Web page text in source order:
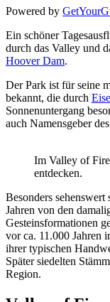
Powered by
Ein schöner
durch das Valley und
Hoover Dam.
Der Park ist für seine
bekannt, die durch
Sonnenuntergang
auch Namensgeber
Im Valley of
entdecken.
Besonders
Jahren von den
Gesteinsformationen
vor ca. 11.000 Jahren
ihrer typischen
Später siedelten
Region.